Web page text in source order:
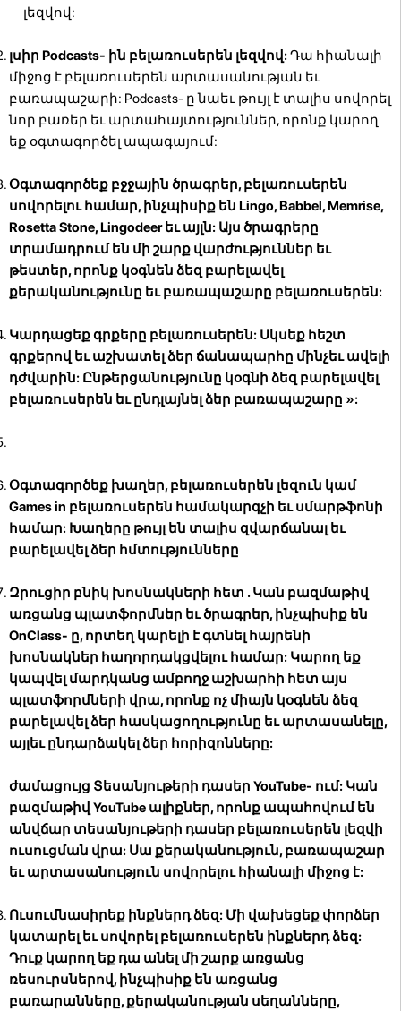
լեզվով:
լսիր Podcasts- ին բելառուսերեն լեզվով:Դա հիանալի
միջոց է բելառուսերեն արտասանության եւ
բառապաշարի: Podcasts- ը նաեւ թույլ է տալիս սովորել
նոր բառեր եւ արտահայտություններ, որոնք կարող
եք օգտագործել ապագայում:
Օգտագործեք բջջային ծրագրեր, բելառուսերեն
սովորելու համար, ինչպիսիք են Lingo, Babbel, Memrise,
Rosetta Stone, Lingodeer եւ այլն: Այս ծրագրերը
տրամադրում են մի շարք վարժություններ եւ
թեստեր, որոնք կօգնեն ձեզ բարելավել
քերականությունը եւ բառապաշարը բելառուսերեն:
Կարդացեք գրքերը բելառուսերեն: Սկսեք հեշտ
գրքերով եւ աշխատել ձեր ճանապարհը մինչեւ ավելի
դժվարին: Ընթերցանությունը կօգնի ձեզ բարելավել
բելառուսերեն եւ ընդլայնել ձեր բառապաշարը »:
Օգտագործեք խաղեր, բելառուսերեն լեզուն կամ
Games in բելառուսերեն համակարգչի եւ սմարթֆոնի
համար: Խաղերը թույլ են տալիս զվարճանալ եւ
բարելավել ձեր հմտությունները
Զրուցիր բնիկ խոսնակների հետ . Կան բազմաթիվ
առցանց պլատֆորմներ եւ ծրագրեր, ինչպիսիք են
OnClass- ը, որտեղ կարելի է գտնել հայրենի
խոսնակներ հաղորդակցվելու համար: Կարող եք
կապվել մարդկանց ամբողջ աշխարհի հետ այս
պլատֆորմների վրա, որոնք ոչ միայն կօգնեն ձեզ
բարելավել ձեր հասկացողությունը եւ արտասանելը,
այլեւ ընդարձակել ձեր հորիզոնները:
ժամացույց Տեսանյութերի դասեր YouTube- ում: Կան
բազմաթիվ YouTube ալիքներ, որոնք ապահովում են
անվճար տեսանյութերի դասեր բելառուսերեն լեզվի
ուսուցման վրա: Սա քերականություն, բառապաշար
եւ արտասանություն սովորելու հիանալի միջոց է:
Ուսումնասիրեք ինքներդ ձեզ: Մի վախեցեք փորձեր
կատարել եւ սովորել բելառուսերեն ինքներդ ձեզ:
Դուք կարող եք դա անել մի շարք առցանց
ռեսուրսներով, ինչպիսիք են առցանց
բառարանները, քերականության սեղանները,